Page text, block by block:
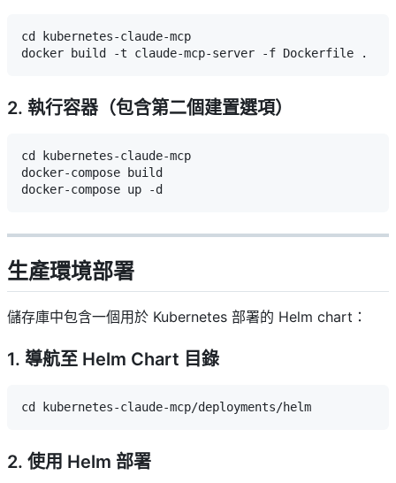
cd kubernetes-claude-mcp
2. 執行容器（包含第二個建置選項）
cd kubernetes-claude-mcp
docker-compose build
生產環境部署
儲存庫中包含一個用於 Kubernetes 部署的 Helm chart：
1. 導航至 Helm Chart 目錄
2. 使用 Helm 部署